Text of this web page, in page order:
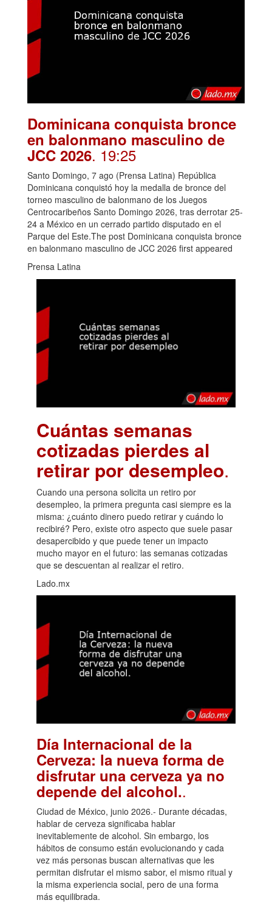
Dominicana conquista bronce
en balonmano masculino de
JCC 2026. 19:25
Santo Domingo, 7 ago (Prensa Latina) República
Dominicana conquistó hoy la medalla de bronce del
torneo masculino de balonmano de los Juegos
Centrocaribeños Santo Domingo 2026, tras derrotar 25-
24 a México en un cerrado partido disputado en el
Parque del Este.The post Dominicana conquista bronce
en balonmano masculino de JCC 2026 first appeared
Prensa Latina
Cuántas semanas
cotizadas pierdes al
retirar por desempleo.
Cuando una persona solicita un retiro por
desempleo, la primera pregunta casi siempre es la
misma: ¿cuánto dinero puedo retirar y cuándo lo
recibiré? Pero, existe otro aspecto que suele pasar
desapercibido y que puede tener un impacto
mucho mayor en el futuro: las semanas cotizadas
que se descuentan al realizar el retiro.
Lado.mx
Día Internacional de la
Cerveza: la nueva forma de
disfrutar una cerveza ya no
depende del alcohol..
Ciudad de México, junio 2026.- Durante décadas,
hablar de cerveza significaba hablar
inevitablemente de alcohol. Sin embargo, los
hábitos de consumo están evolucionando y cada
vez más personas buscan alternativas que les
permitan disfrutar el mismo sabor, el mismo ritual y
la misma experiencia social, pero de una forma
más equilibrada.